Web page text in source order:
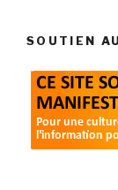
SOUTIEN